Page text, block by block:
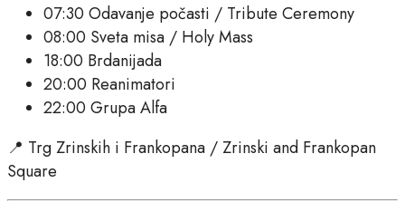
07:30 Odavanje počasti / Tribute Ceremony
08:00 Sveta misa / Holy Mass
18:00 Brdanijada
20:00 Reanimatori
22:00 Grupa Alfa
📍 Trg Zrinskih i Frankopana / Zrinski and Frankopan
Square